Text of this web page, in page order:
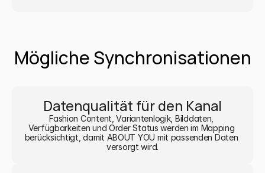
Mögliche Synchronisationen
Datenqualität für den Kanal
Fashion Content, Variantenlogik, Bilddaten,
Verfügbarkeiten und Order Status werden im Mapping
berücksichtigt, damit ABOUT YOU mit passenden Daten
versorgt wird.